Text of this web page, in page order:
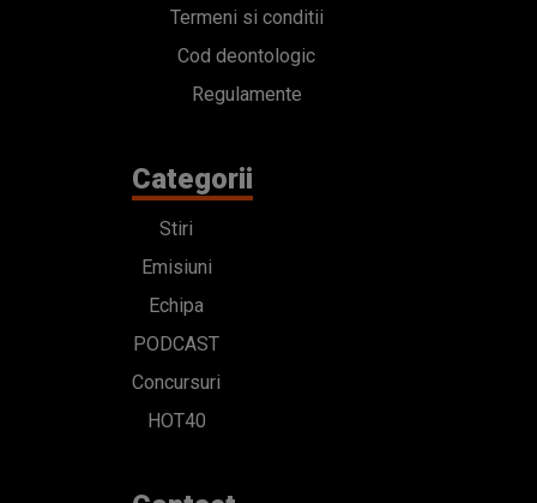
Termeni si conditii
Cod deontologic
Regulamente
Categorii
Stiri
Emisiuni
Echipa
PODCAST
Concursuri
HOT40